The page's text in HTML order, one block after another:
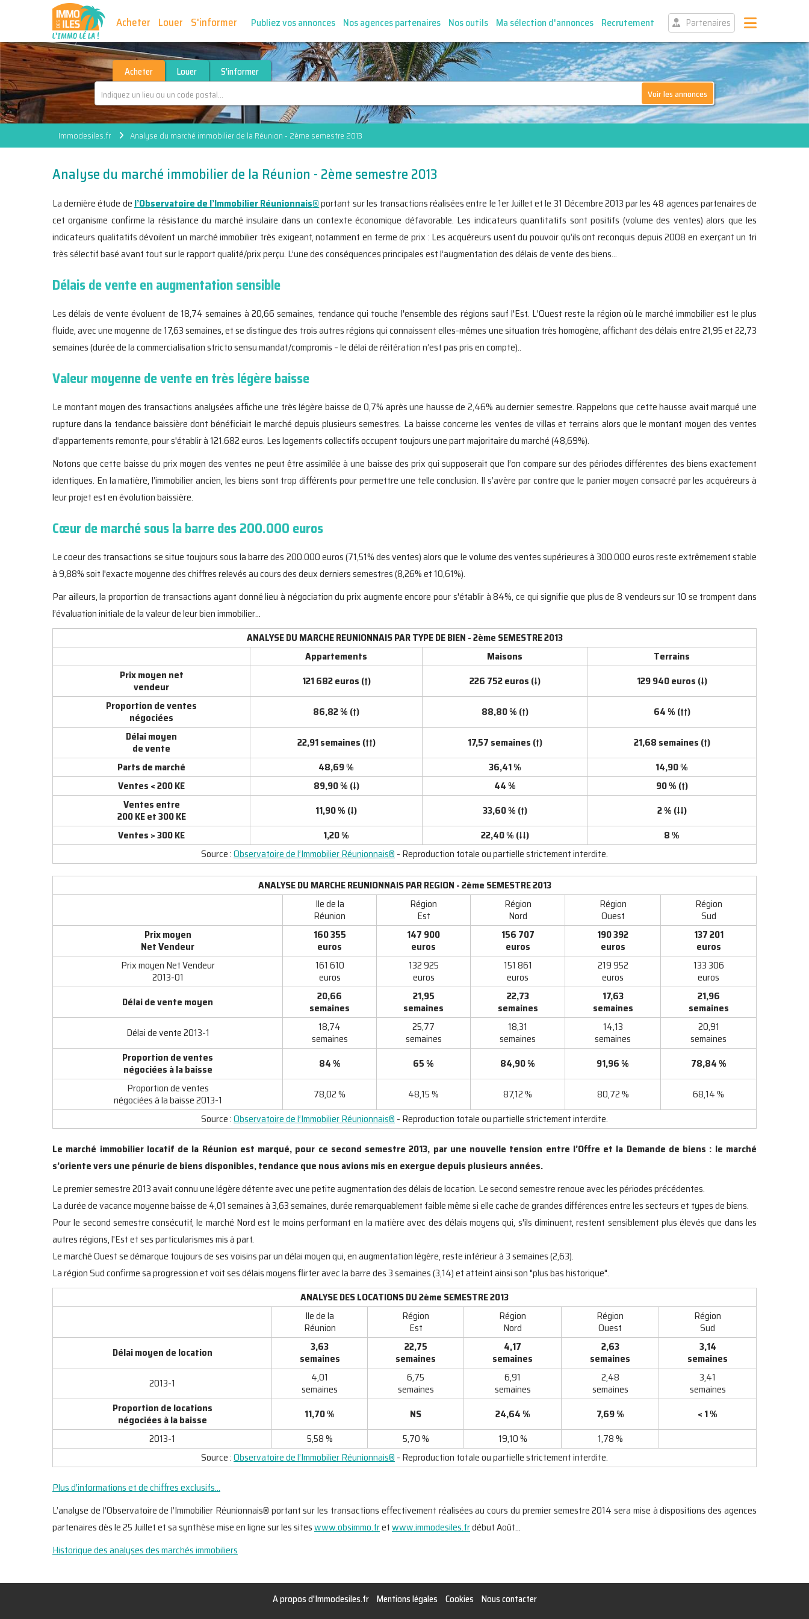
Acheter Louer S'informer Publiez vos annonces Nos agences partenaires Nos outils Ma sélection d'annonces Recrutement Partenaires
Acheter Louer S'informer
Voir les annonces
Immodesiles.fr Analyse du marché immobilier de la Réunion - 2ème semestre 2013
Analyse du marché immobilier de la Réunion - 2ème semestre 2013
La dernière étude del’Observatoire de l’Immobilier Réunionnais®portant sur les transactions réalisées entre le 1er Juillet et le 31 Décembre 2013 par les 48 agences partenaires de
cet organisme confirme la résistance du marché insulaire dans un contexte économique défavorable. Les indicateurs quantitatifs sont positifs (volume des ventes) alors que les
indicateurs qualitatifs dévoilent un marché immobilier très exigeant, notamment en terme de prix : Les acquéreurs usent du pouvoir qu’ils ont reconquis depuis 2008 en exerçant un tri
très sélectif basé avant tout sur le rapport qualité/prix perçu. L’une des conséquences principales est l’augmentation des délais de vente des biens…
Délais de vente en augmentation sensible
Les délais de vente évoluent de 18,74 semaines à 20,66 semaines, tendance qui touche l'ensemble des régions sauf l'Est. L'Ouest reste la région où le marché immobilier est le plus
fluide, avec une moyenne de 17,63 semaines, et se distingue des trois autres régions qui connaissent elles-mêmes une situation très homogène, affichant des délais entre 21,95 et 22,73
semaines (durée de la commercialisation stricto sensu mandat/compromis – le délai de réitération n’est pas pris en compte)..
Valeur moyenne de vente en très légère baisse
Le montant moyen des transactions analysées affiche une très légère baisse de 0,7% après une hausse de 2,46% au dernier semestre. Rappelons que cette hausse avait marqué une
rupture dans la tendance baissière dont bénéficiait le marché depuis plusieurs semestres. La baisse concerne les ventes de villas et terrains alors que le montant moyen des ventes
d'appartements remonte, pour s'établir à 121.682 euros. Les logements collectifs occupent toujours une part majoritaire du marché (48,69%).
Notons que cette baisse du prix moyen des ventes ne peut être assimilée à une baisse des prix qui supposerait que l’on compare sur des périodes différentes des biens exactement
identiques. En la matière, l’immobilier ancien, les biens sont trop différents pour permettre une telle conclusion. Il s’avère par contre que le panier moyen consacré par les acquéreurs à
leur projet est en évolution baissière.
Cœur de marché sous la barre des 200.000 euros
Le coeur des transactions se situe toujours sous la barre des 200.000 euros (71,51% des ventes) alors que le volume des ventes supérieures à 300.000 euros reste extrêmement stable
à 9,88% soit l'exacte moyenne des chiffres relevés au cours des deux derniers semestres (8,26% et 10,61%).
Par ailleurs, la proportion de transactions ayant donné lieu à négociation du prix augmente encore pour s'établir à 84%, ce qui signifie que plus de 8 vendeurs sur 10 se trompent dans
l’évaluation initiale de la valeur de leur bien immobilier…
ANALYSE DU MARCHE REUNIONNAIS PAR TYPE DE BIEN - 2ème SEMESTRE 2013
Appartements
Maisons
Terrains
Prix moyen net
vendeur
121 682 euros (↑) 226 752 euros (↓)
129 940 euros (↓)
Proportion de ventes
négociées
86,82 % (↑) 88,80 % (↑)
64 % (↑↑)
Délai moyen
de vente
22,91 semaines (↑↑) 17,57 semaines (↑)
21,68 semaines (↑)
Parts de marché
48,69 % 36,41 %
14,90 %
Ventes < 200 KE
89,90 % (↓) 44 %
90 % (↑)
Ventes entre
200 KE et 300 KE
11,90 % (↓) 33,60 % (↑)
2 % (↓↓)
Ventes > 300 KE
1,20 % 22,40 % (↓↓)
8 %
Source :Observatoire de l’Immobilier Réunionnais®- Reproduction totale ou partielle strictement interdite.
ANALYSE DU MARCHE REUNIONNAIS PAR REGION - 2ème SEMESTRE 2013
Ile de la
Réunion
Région
Est
Région
Nord
Région
Ouest
Région
Sud
Prix moyen
Net Vendeur
160 355
euros
147 900
euros
156 707
euros
190 392
euros
137 201
euros
Prix moyen Net Vendeur
2013-01
161 610
euros
132 925
euros
151 861
euros
219 952
euros
133 306
euros
Délai de vente moyen
20,66
semaines
21,95
semaines
22,73
semaines
17,63
semaines
21,96
semaines
Délai de vente 2013-1
18,74
semaines
25,77
semaines
18,31
semaines
14,13
semaines
20,91
semaines
Proportion de ventes
négociées à la baisse
84 % 65 % 84,90 % 91,96 %
78,84 %
Proportion de ventes
négociées à la baisse 2013-1
78,02 % 48,15 % 87,12 % 80,72 %
68,14 %
Source :Observatoire de l’Immobilier Réunionnais®- Reproduction totale ou partielle strictement interdite.
Le marché immobilier locatif de la Réunion est marqué, pour ce second semestre 2013, par une nouvelle tension entre l’Offre et la Demande de biens : le marché
s’oriente vers une pénurie de biens disponibles, tendance que nous avions mis en exergue depuis plusieurs années.
Le premier semestre 2013 avait connu une légère détente avec une petite augmentation des délais de location. Le second semestre renoue avec les périodes précédentes.
La durée de vacance moyenne baisse de 4,01 semaines à 3,63 semaines, durée remarquablement faible même si elle cache de grandes différences entre les secteurs et types de biens.
Pour le second semestre consécutif, le marché Nord est le moins performant en la matière avec des délais moyens qui, s'ils diminuent, restent sensiblement plus élevés que dans les
autres régions, l'Est et ses particularismes mis à part.
Le marché Ouest se démarque toujours de ses voisins par un délai moyen qui, en augmentation légère, reste inférieur à 3 semaines (2,63).
La région Sud confirme sa progression et voit ses délais moyens flirter avec la barre des 3 semaines (3,14) et atteint ainsi son "plus bas historique".
ANALYSE DES LOCATIONS DU 2ème SEMESTRE 2013
Ile de la
Réunion
Région
Est
Région
Nord
Région
Ouest
Région
Sud
Délai moyen de location
3,63
semaines
22,75
semaines
4,17
semaines
2,63
semaines
3,14
semaines
2013-1
4,01
semaines
6,75
semaines
6,91
semaines
2,48
semaines
3,41
semaines
Proportion de locations
négociées à la baisse
11,70 % NS 24,64 % 7,69 %
< 1 %
2013-1
5,58 % 5,70 % 19,10 %
1,78 %
Source :Observatoire de l’Immobilier Réunionnais®- Reproduction totale ou partielle strictement interdite.
Plus d’informations et de chiffres exclusifs…
L’analyse de l’Observatoire de l’Immobilier Réunionnais® portant sur les transactions effectivement réalisées au cours du premier semestre 2014 sera mise à dispositions des agences
partenaires dès le 25 Juillet et sa synthèse mise en ligne sur les siteswww.obsimmo.fretwww.immodesiles.frdébut Août…
Historique des analyses des marchés immobiliers
A propos d'Immodesiles.fr Mentions légales Cookies Nous contacter